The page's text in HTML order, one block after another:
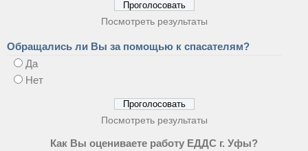
Посмотреть результаты
Обращались ли Вы за помощью к спасателям?
Да
Нет
Посмотреть результаты
Как Вы оцениваете работу ЕДДС г. Уфы?